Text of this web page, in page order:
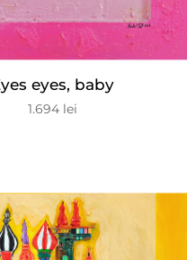
eyes, baby
1.694 lei